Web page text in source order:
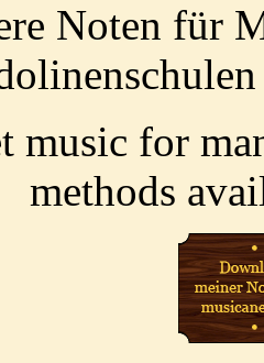
Noten für
music for
methods